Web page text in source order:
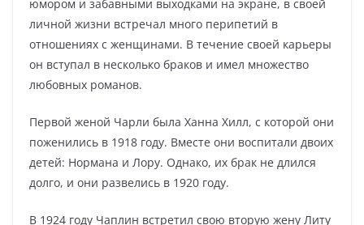
юмором и забавными выходками на экране, в своей
личной жизни встречал много перипетий в
отношениях с женщинами. В течение своей карьеры
он вступал в несколько браков и имел множество
любовных романов.
Первой женой Чарли была Ханна Хилл, с которой они
поженились в 1918 году. Вместе они воспитали двоих
детей: Нормана и Лору. Однако, их брак не длился
долго, и они развелись в 1920 году.
В 1924 году Чаплин встретил свою вторую жену Литу